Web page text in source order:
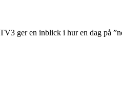
ger en inblick i hur en dag på